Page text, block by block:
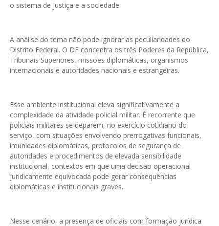
o sistema de justiça e a sociedade.
A análise do tema não pode ignorar as peculiaridades do
Distrito Federal. O DF concentra os três Poderes da República,
Tribunais Superiores, missões diplomáticas, organismos
internacionais e autoridades nacionais e estrangeiras.
Esse ambiente institucional eleva significativamente a
complexidade da atividade policial militar. É recorrente que
policiais militares se deparem, no exercício cotidiano do
serviço, com situações envolvendo prerrogativas funcionais,
imunidades diplomáticas, protocolos de segurança de
autoridades e procedimentos de elevada sensibilidade
institucional, contextos em que uma decisão operacional
juridicamente equivocada pode gerar consequências
diplomáticas e institucionais graves.
Nesse cenário, a presença de oficiais com formação jurídica